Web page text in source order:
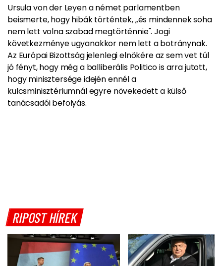
Ursula von der Leyen a német parlamentben
beismerte, hogy hibák történtek, „és mindennek soha
nem lett volna szabad megtörténnie". Jogi
következménye ugyanakkor nem lett a botránynak.
Az Európai Bizottság jelenlegi elnökére az sem vet túl
jó fényt, hogy még a balliberális Politico is arra jutott,
hogy minisztersége idején ennél a
kulcsminisztériumnál egyre növekedett a külső
tanácsadói befolyás.
RIPOST HÍREK